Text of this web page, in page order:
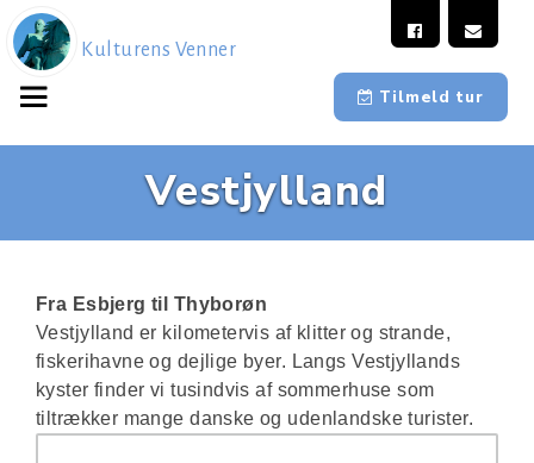
Kulturens Venner
Tilmeld tur
Vestjylland
Fra Esbjerg til Thyborøn
Vestjylland er kilometervis af klitter og strande,
fiskerihavne og dejlige byer. Langs Vestjyllands
kyster finder vi tusindvis af sommerhuse som
tiltrækker mange danske og udenlandske turister.